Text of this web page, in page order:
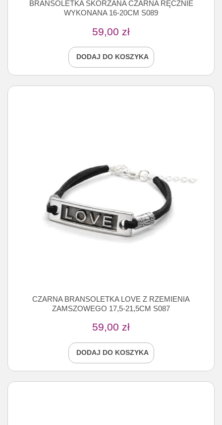
BRANSOLETKA SKÓRZANA CZARNA RĘCZNIE
WYKONANA 16-20CM S089
59,00 zł
DODAJ DO KOSZYKA
CZARNA BRANSOLETKA LOVE Z RZEMIENIA
ZAMSZOWEGO 17,5-21,5CM S087
59,00 zł
DODAJ DO KOSZYKA